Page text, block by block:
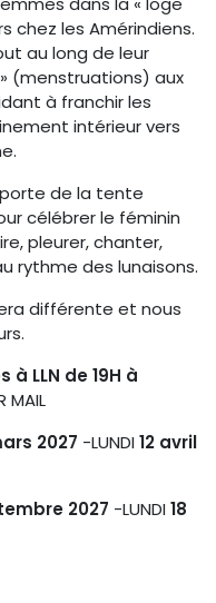
chez les Amérindiens.
au long de leur
(menstruations) aux
à franchir les
intérieur vers
porte de la tente
célébrer le féminin
pleurer, chanter,
rythme des lunaisons.
différente et nous
LLN de 19H à
MAIL
2027 -LUNDI12 avril
2027 -LUNDI18